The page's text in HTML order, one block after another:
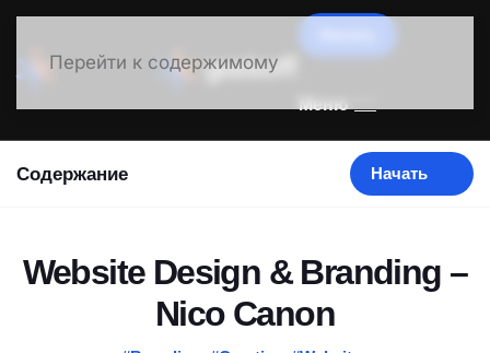
Перейти к содержимому
Меню
Содержание Начать
Website Design & Branding –
Nico Canon